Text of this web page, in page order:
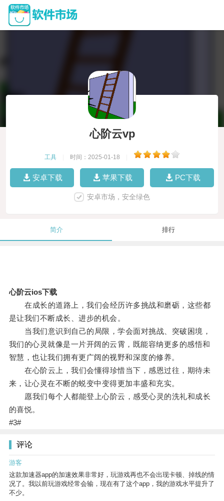
心阶云vp
工具 时间：2025-01-18
安卓下载 苹果下载 PC下载
安卓市场，安全绿色
简介 排行
心阶云ios下载
在成长的道路上，我们会经历许多挑战和磨砺，这些都
是让我们不断成长、进步的机会。
当我们意识到自己的局限，学会面对挑战、突破困境，
我们的心灵就像是一片开阔的云霄，既能容纳更多的感悟和
智慧，也让我们拥有更广阔的视野和深度的修养。
在心阶云上，我们会懂得珍惜当下，感恩过往，期待未
来，让心灵在不断的蜕变中变得更加丰盛和充实。
愿我们每个人都能登上心阶云，感受心灵的洗礼和成长
的喜悦。
#3#
评论
游客
这款加速器app的加速效果非常好，玩游戏再也不会出现卡顿、掉线的情
况了。我以前玩游戏经常会输，现在有了这个app，我的游戏水平提升了
不少。